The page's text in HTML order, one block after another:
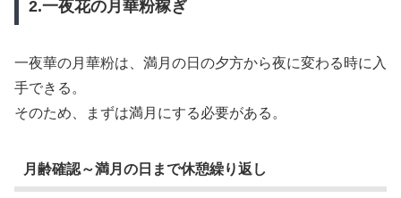
2.一夜花の月華粉稼ぎ
一夜華の月華粉は、満月の日の夕方から夜に変わる時に入
手できる。
そのため、まずは満月にする必要がある。
月齢確認～満月の日まで休憩繰り返し